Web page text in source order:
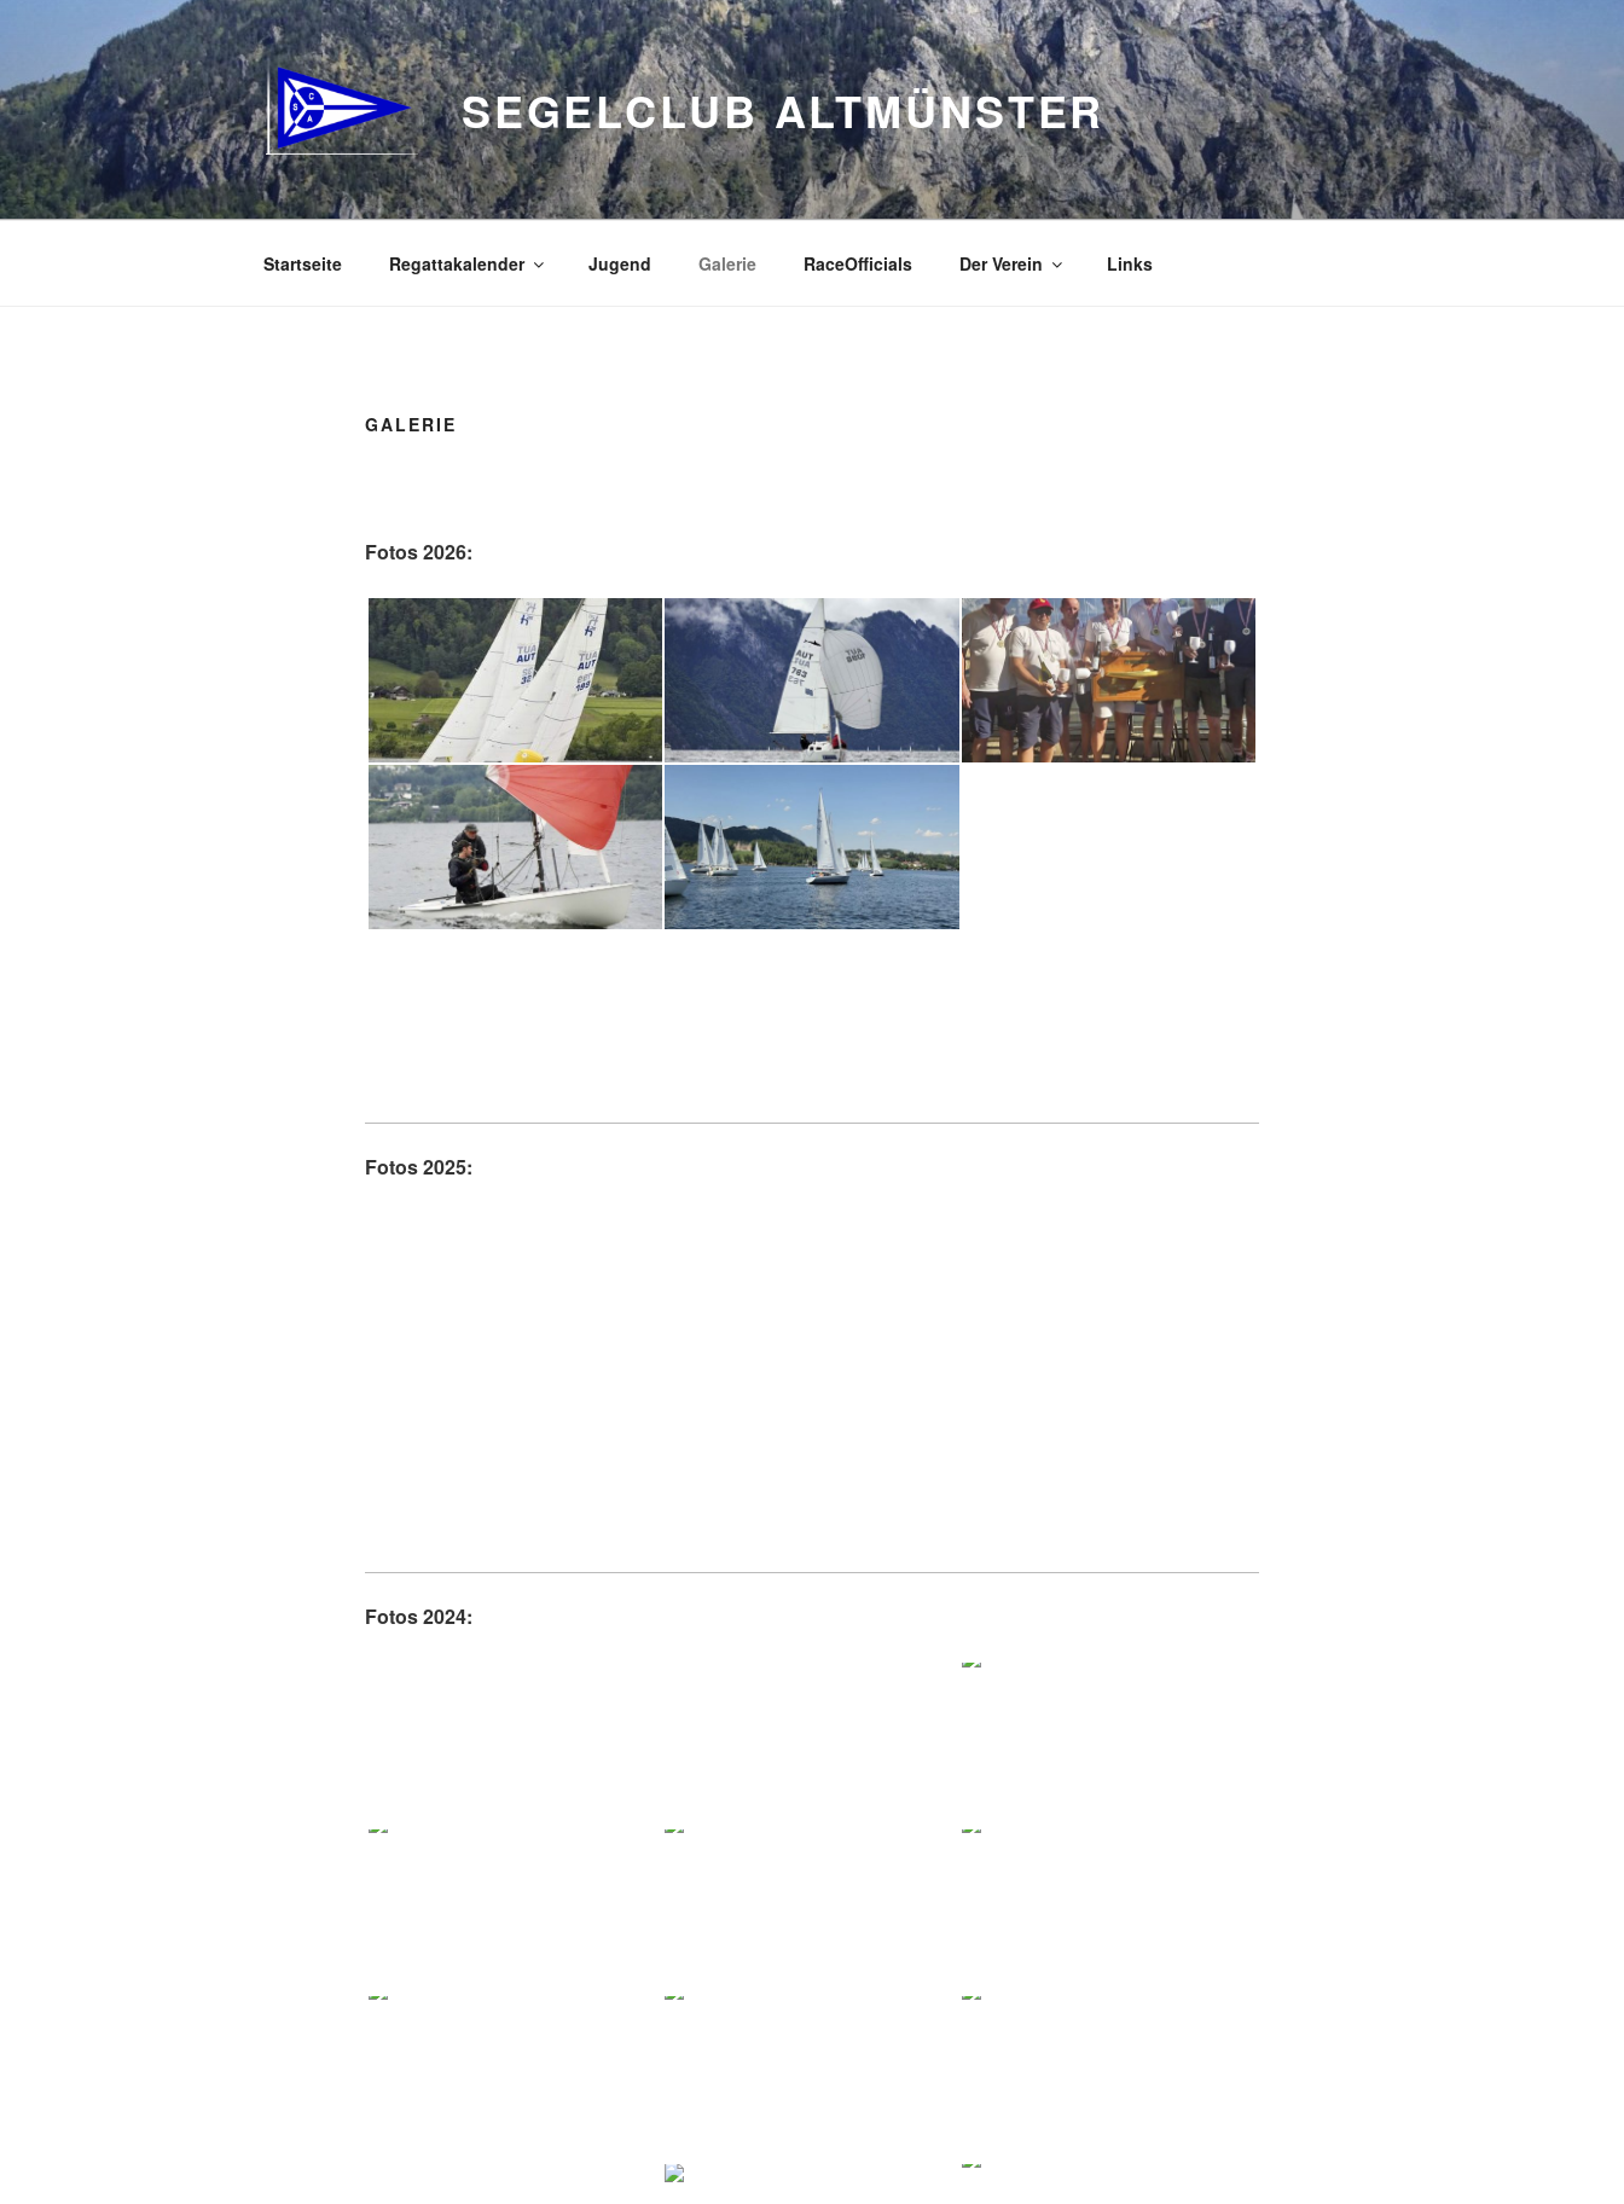
springen
SEGELCLUB ALTMÜNSTER
Startseite Regattakalender Jugend Galerie RaceOfficials Der Verein Links
GALERIE
Fotos 2026:
Fotos 2025:
Fotos 2024: